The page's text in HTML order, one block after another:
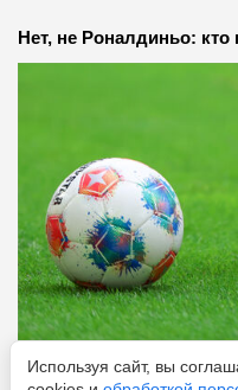
Нет, не Роналдиньо:
Перейти
Используя сайт, вы